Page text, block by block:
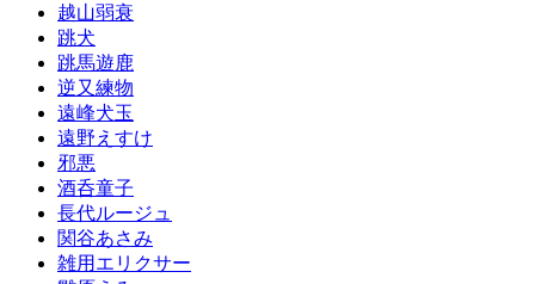
越山弱衰
跳犬
跳馬遊鹿
逆又練物
遠峰犬玉
遠野えすけ
邪悪
酒呑童子
長代ルージュ
関谷あさみ
雑用エリクサー